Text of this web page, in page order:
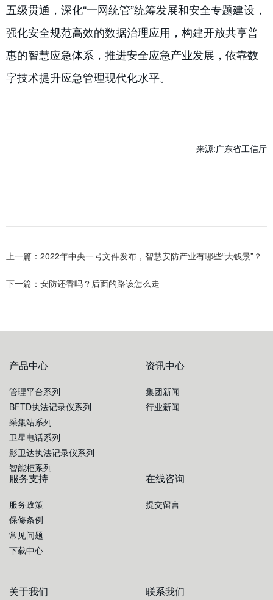
五级贯通，深化“一网统管”统筹发展和安全专题建设，
强化安全规范高效的数据治理应用，构建开放共享普
惠的智慧应急体系，推进安全应急产业发展，依靠数
字技术提升应急管理现代化水平。
来源:广东省工信厅
上一篇：2022年中央一号文件发布，智慧安防产业有哪些“大钱景”？
下一篇：安防还香吗？后面的路该怎么走
产品中心
管理平台系列
BFTD执法记录仪系列
采集站系列
卫星电话系列
影卫达执法记录仪系列
智能柜系列
资讯中心
集团新闻
行业新闻
服务支持
服务政策
保修条例
常见问题
下载中心
在线咨询
提交留言
关于我们 联系我们